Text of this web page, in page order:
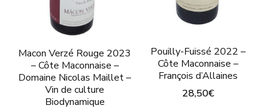
sur
la
du
produit
du
produit
Macon Verzé Rouge 2023
– Côte Maconnaise –
Domaine Nicolas Maillet –
Vin de culture
Biodynamique
Pouilly-Fuissé 2022 –
Côte Maconnaise –
François d’Allaines
28,50€